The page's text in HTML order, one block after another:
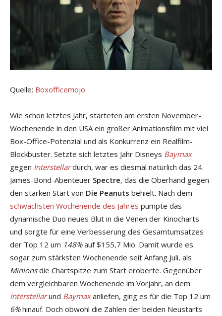
Quelle: Boxofficemojo
Wie schon letztes Jahr, starteten am ersten November-
Wochenende in den USA ein großer Animationsfilm mit viel
Box-Office-Potenzial und als Konkurrenz ein Realfilm-
Blockbuster. Setzte sich letztes Jahr Disneys Baymax
gegen Interstellardurch, war es diesmal natürlich das 24.
James-Bond-Abenteuer Spectre, das die Oberhand gegen
den starken Start von Die Peanuts behielt. Nach dem
schwächsten Wochenende des Jahres pumpte das
dynamische Duo neues Blut in die Venen der Kinocharts
und sorgte für eine Verbesserung des Gesamtumsatzes
der Top 12 um 148%auf $155,7 Mio. Damit wurde es
sogar zum stärksten Wochenende seit Anfang Juli, als
Minionsdie Chartspitze zum Start eroberte. Gegenüber
dem vergleichbaren Wochenende im Vorjahr, an dem
Interstellarund Baymaxanliefen, ging es für die Top 12 um
6%hinauf. Doch obwohl die Zahlen der beiden Neustarts